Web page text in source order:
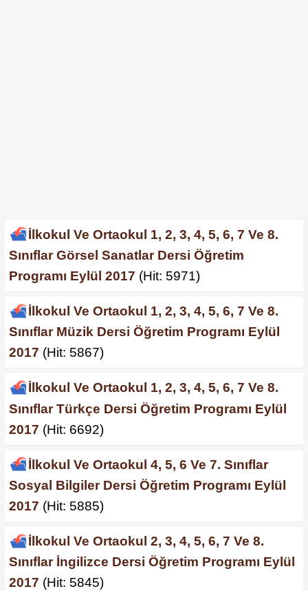
İlkokul Ve Ortaokul 1, 2, 3, 4, 5, 6, 7 Ve 8.
Sınıflar Görsel Sanatlar Dersi Öğretim
Programı Eylül 2017 (Hit: 5971)
İlkokul Ve Ortaokul 1, 2, 3, 4, 5, 6, 7 Ve 8.
Sınıflar Müzik Dersi Öğretim Programı Eylül
2017 (Hit: 5867)
İlkokul Ve Ortaokul 1, 2, 3, 4, 5, 6, 7 Ve 8.
Sınıflar Türkçe Dersi Öğretim Programı Eylül
2017 (Hit: 6692)
İlkokul Ve Ortaokul 4, 5, 6 Ve 7. Sınıflar
Sosyal Bilgiler Dersi Öğretim Programı Eylül
2017 (Hit: 5885)
İlkokul Ve Ortaokul 2, 3, 4, 5, 6, 7 Ve 8.
Sınıflar İngilizce Dersi Öğretim Programı Eylül
2017 (Hit: 5845)